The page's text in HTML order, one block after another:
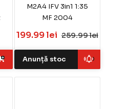
M2A4 IFV 3in1 1:35
MF 2004
199.99 lei 259.99 lei
Anunță stoc